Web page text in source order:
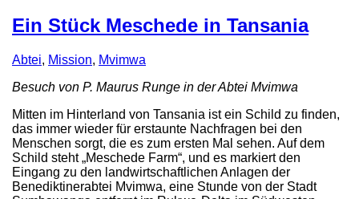
Ein Stück Meschede in Tansania
Abtei, Mission, Mvimwa
Besuch von P. Maurus Runge in der Abtei Mvimwa
Mitten im Hinterland von Tansania ist ein Schild zu finden,
das immer wieder für erstaunte Nachfragen bei den
Menschen sorgt, die es zum ersten Mal sehen. Auf dem
Schild steht „Meschede Farm“, und es markiert den
Eingang zu den landwirtschaftlichen Anlagen der
Benediktinerabtei Mvimwa, eine Stunde von der Stadt